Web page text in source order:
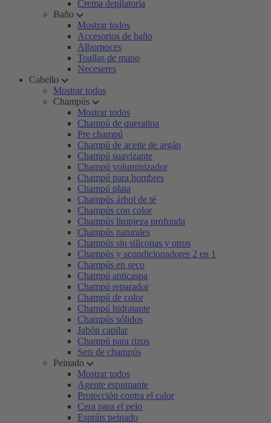
Crema depilatoria
Baño
Mostrar todos
Accesorios de baño
Albornoces
Toallas de mano
Neceseres
Cabello
Mostrar todos
Champús
Mostrar todos
Champú de queratina
Pre champú
Champú de aceite de argán
Champú suavizante
Champú voluminizador
Champú para hombres
Champú plata
Champús árbol de té
Champús con color
Champús limpieza profunda
Champús naturales
Champús sin siliconas y otros
Champús y acondicionadores 2 en 1
Champús en seco
Champú anticaspa
Champú reparador
Champú de color
Champú hidratante
Champús sólidos
Jabón capilar
Champú para rizos
Sets de champús
Peinado
Mostrar todos
Agente espumante
Protección contra el calor
Cera para el pelo
Espráis peinado